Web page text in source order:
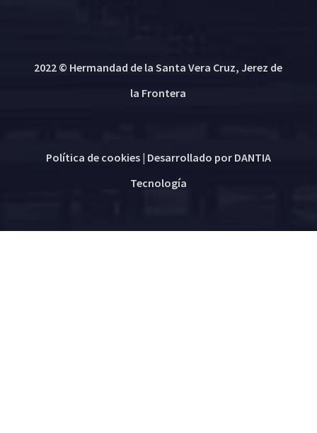
2022 © Hermandad de la Santa Vera Cruz, Jerez de
la Frontera
Política de cookies| Desarrollado por DANTIA
Tecnología